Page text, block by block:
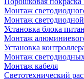
Монтаж
Монтаж
Установка блока
Монтаж
Установка
Монтаж
Монтаж кабеля
Светотехнический